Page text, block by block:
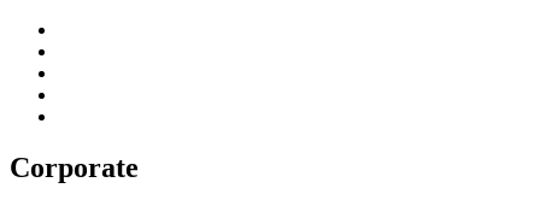
Corporate